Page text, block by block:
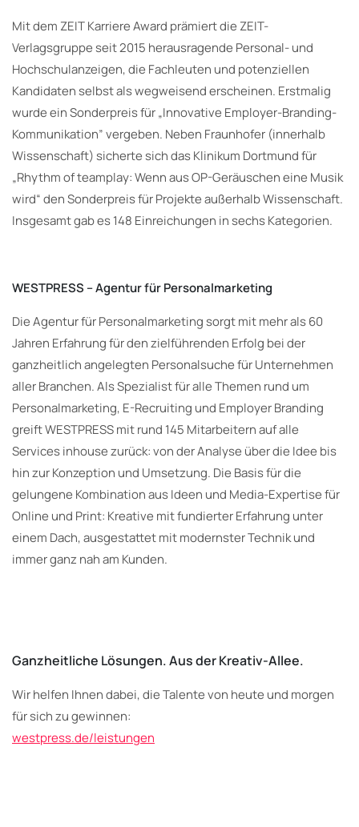
Mit dem ZEIT Karriere Award prämiert die ZEIT-
Verlagsgruppe seit 2015 herausragende Personal- und
Hochschulanzeigen, die Fachleuten und potenziellen
Kandidaten selbst als wegweisend erscheinen. Erstmalig
wurde ein Sonderpreis für „Innovative Employer-Branding-
Kommunikation” vergeben. Neben Fraunhofer (innerhalb
Wissenschaft) sicherte sich das Klinikum Dortmund für
„Rhythm of teamplay: Wenn aus OP-Geräuschen eine Musik
wird“ den Sonderpreis für Projekte außerhalb Wissenschaft.
Insgesamt gab es 148 Einreichungen in sechs Kategorien.
WESTPRESS – Agentur für Personalmarketing
Die Agentur für Personalmarketing sorgt mit mehr als 60
Jahren Erfahrung für den zielführenden Erfolg bei der
ganzheitlich angelegten Personalsuche für Unternehmen
aller Branchen. Als Spezialist für alle Themen rund um
Personalmarketing, E-Recruiting und Employer Branding
greift WESTPRESS mit rund 145 Mitarbeitern auf alle
Services inhouse zurück: von der Analyse über die Idee bis
hin zur Konzeption und Umsetzung. Die Basis für die
gelungene Kombination aus Ideen und Media-Expertise für
Online und Print: Kreative mit fundierter Erfahrung unter
einem Dach, ausgestattet mit modernster Technik und
immer ganz nah am Kunden.
Ganzheitliche Lösungen. Aus der Kreativ-Allee.
Wir helfen Ihnen dabei, die Talente von heute und morgen
für sich zu gewinnen:
westpress.de/leistungen